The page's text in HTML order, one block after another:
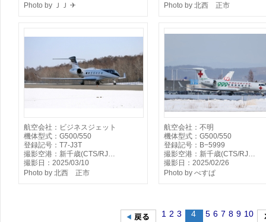
Photo by ＪＪ ✈
Photo by 北西 正市
航空会社：ビジネスジェット
機体型式：G500/550
登録記号：T7-J3T
撮影空港：新千歳(CTS/RJ…
撮影日：2025/03/10
Photo by 北西 正市
航空会社：不明
機体型式：G500/550
登録記号：B−5999
撮影空港：新千歳(CTS/RJ…
撮影日：2025/02/26
Photo by べすぱ
1 2 3 4 5 6 7 8 9 10